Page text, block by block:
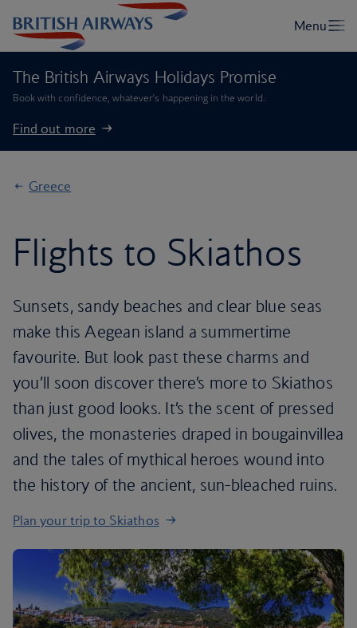
The British Airways Holidays Promise
Book with confidence, whatever’s happening in the world.
Find out more
Greece
Flights to Skiathos
Sunsets, sandy beaches and clear blue seas
make this Aegean island a summertime
favourite. But look past these charms and
you’ll soon discover there’s more to Skiathos
than just good looks. It’s the scent of pressed
olives, the monasteries draped in bougainvillea
and the tales of mythical heroes wound into
the history of the ancient, sun-bleached ruins.
Plan your trip to Skiathos